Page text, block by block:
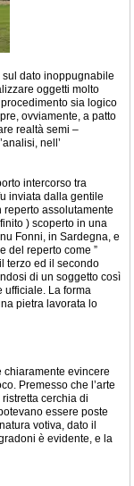
sul dato inoppugnabile
oggetti molto
sia logico
ovviamente, a patto
realtà semi –
nell’
intercorso tra
inviata dalla gentile
assolutamente
) scoperto in una
Fonni, in Sardegna, e
del reperto come ”
terzo ed il secondo
di un soggetto così
ufficiale. La forma
pietra lavorata lo
chiaramente evincere
Premesso che l’arte
cerchia di
essere poste
votiva, dato il
è evidente, e la